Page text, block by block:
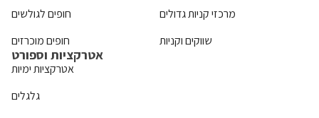
חופים לגולשים
חופים מוכרזים
מרכזי קניות גדולים
שווקים וקניות
אטרקציות וספורט
אטרקציות ימיות
גלגלים